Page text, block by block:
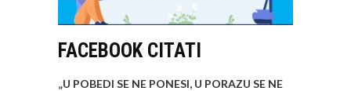
FACEBOOK CITATI
„U POBEDI SE NE PONESI, U PORAZU SE NE